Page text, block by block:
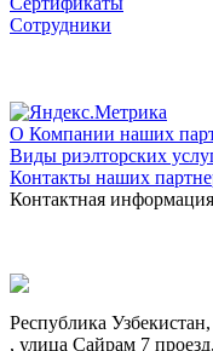
Сотрудники
О Компании наших
Виды риэлторских
Контакты наших
Контактная информация
Республика
, улица Сайрам 7